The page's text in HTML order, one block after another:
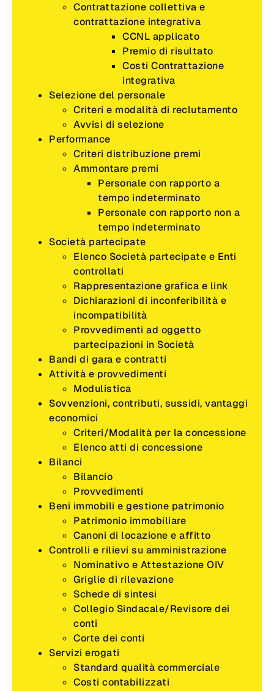
Contrattazione collettiva e
contrattazione integrativa
CCNL applicato
Premio di risultato
Costi Contrattazione
integrativa
Selezione del personale
Criteri e modalità di reclutamento
Avvisi di selezione
Performance
Criteri distribuzione premi
Ammontare premi
Personale con rapporto a
tempo indeterminato
Personale con rapporto non a
tempo indeterminato
Società partecipate
Elenco Società partecipate e Enti
controllati
Rappresentazione grafica e link
Dichiarazioni di inconferibilità e
incompatibilità
Provvedimenti ad oggetto
partecipazioni in Società
Bandi di gara e contratti
Attività e provvedimenti
Modulistica
Sovvenzioni, contributi, sussidi, vantaggi
economici
Criteri/Modalità per la concessione
Elenco atti di concessione
Bilanci
Bilancio
Provvedimenti
Beni immobili e gestione patrimonio
Patrimonio immobiliare
Canoni di locazione e affitto
Controlli e rilievi su amministrazione
Nominativo e Attestazione OIV
Griglie di rilevazione
Schede di sintesi
Collegio Sindacale/Revisore dei
conti
Corte dei conti
Servizi erogati
Standard qualità commerciale
Costi contabilizzati